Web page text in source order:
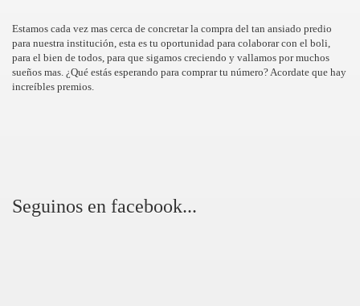
Estamos cada vez mas cerca de concretar la compra del tan ansiado predio
para nuestra institución, esta es tu oportunidad para colaborar con el boli,
para el bien de todos, para que sigamos creciendo y vallamos por muchos
sueños mas. ¿Qué estás esperando para comprar tu número? Acordate que hay
increíbles premios.
Seguinos en facebook...